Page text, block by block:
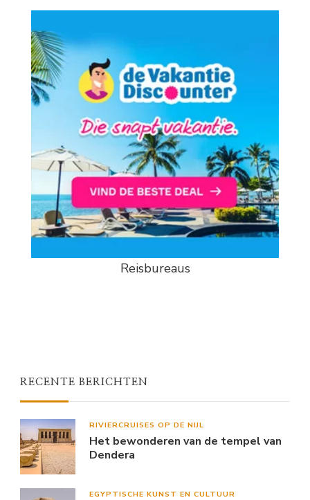
Reisbureaus
RECENTE BERICHTEN
RIVIERCRUISES OP DE NIJL
Het bewonderen van de tempel van
Dendera
EGYPTISCHE KUNST EN CULTUUR